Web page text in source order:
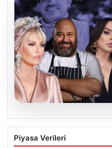
06.08.2026
MASAK’tan Ahbap
Hangi ünlü ne kadar
Piyasa Verileri